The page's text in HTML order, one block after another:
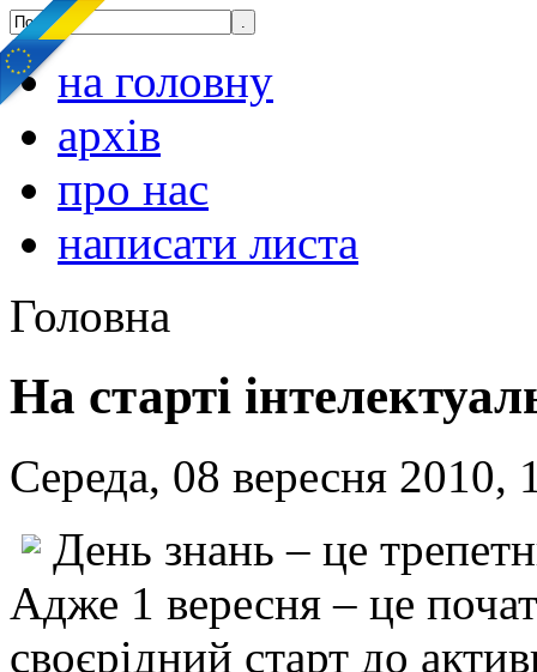
на головну
архів
про нас
написати листа
Головна
На старті
Середа, 08 вересня 2010,
День знань – це
Адже 1 вересня – це
своєрідний старт до